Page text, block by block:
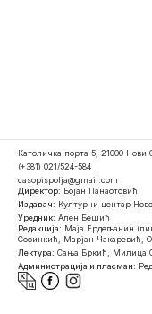
Католичка порта 5, 21000 Нови
(+381) 021/524-584
casopispolja@gmail.com
Директор: Бојан Панаотовић
Издавач: Културни центар
Уредник: Ален Бешић
Редакција: Маја Ердељанин
Софинкић, Марјан Чакаревић,
Лектура: Сања Бркић, Милица
Администрација и пласман: